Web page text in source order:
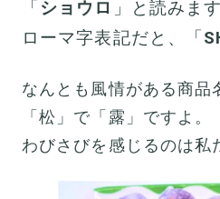
「 ショウロ 」と読みます
ローマ字表記だと、「
なんとも風情がある商品
「松」で「露」ですよ。
わびさびを感じるのは私